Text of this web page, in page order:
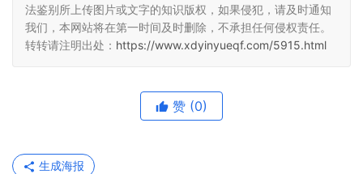
法鉴别所上传图片或文字的知识版权，如果侵犯，请及时通知
我们，本网站将在第一时间及时删除，不承担任何侵权责任。
转转请注明出处： https://www.xdyinyueqf.com/5915.html
赞 (0)
生成海报